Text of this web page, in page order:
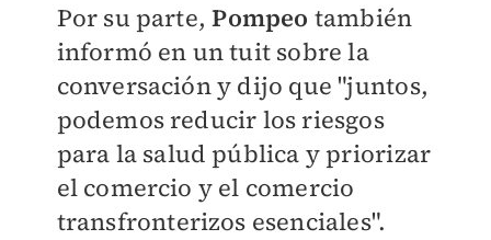
Por su parte,Pompeo también
informó en un tuit sobre la
conversación y dijo que "juntos,
podemos reducir los riesgos
para la salud pública y priorizar
el comercio y el comercio
transfronterizos esenciales".